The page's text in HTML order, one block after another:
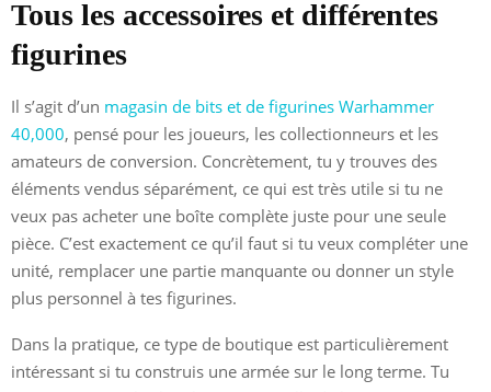
Tous les accessoires et différentes
figurines
Il s’agit d’un magasin de bits et de figurines Warhammer
40,000, pensé pour les joueurs, les collectionneurs et les
amateurs de conversion. Concrètement, tu y trouves des
éléments vendus séparément, ce qui est très utile si tu ne
veux pas acheter une boîte complète juste pour une seule
pièce. C’est exactement ce qu’il faut si tu veux compléter une
unité, remplacer une partie manquante ou donner un style
plus personnel à tes figurines.
Dans la pratique, ce type de boutique est particulièrement
intéressant si tu construis une armée sur le long terme. Tu